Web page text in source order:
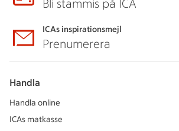
Bli stammis på ICA
ICAs inspirationsmejl
Prenumerera
Handla
Handla online
ICAs matkasse